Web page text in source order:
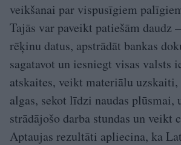
veikšanai par vispusīgiem
Tajās var paveikt patiešām daudz
rēķinu datus, apstrādāt bankas
sagatavot un iesniegt visas valsts
atskaites, veikt materiālu uzskaiti,
algas, sekot līdzi naudas plūsmai,
strādājošo darba stundas un veikt
Aptaujas rezultāti apliecina, ka